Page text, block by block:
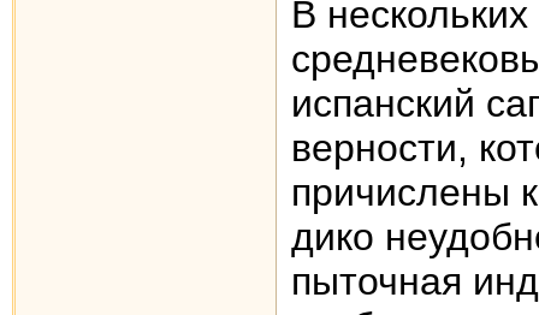
В
испанский
верности,
причислены
дико
пыточная